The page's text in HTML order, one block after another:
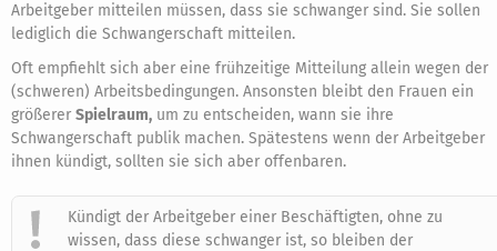
Arbeitgeber mitteilen müssen, dass sie schwanger sind. Sie sollen
lediglich die Schwangerschaft mitteilen.
Oft empfiehlt sich aber eine frühzeitige Mitteilung allein wegen der
(schweren) Arbeitsbedingungen. Ansonsten bleibt den Frauen ein
größerer Spielraum, um zu entscheiden, wann sie ihre
Schwangerschaft publik machen. Spätestens wenn der Arbeitgeber
ihnen kündigt, sollten sie sich aber offenbaren.
Kündigt der Arbeitgeber einer Beschäftigten, ohne zu
wissen, dass diese schwanger ist, so bleiben der